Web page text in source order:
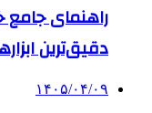
راهنمای جامع
دقیق‌ترین
۱۴۰۵/۰۴/۰۹